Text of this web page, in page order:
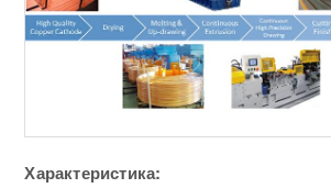
Характеристика: